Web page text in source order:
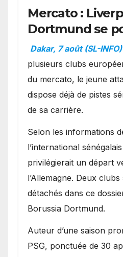
Mercato :
Dortmund se
en favoris
Ibrahim Mbaye
Dakar, 7 août (SL-INFO)
plusieurs clubs
du mercato, le jeune
dispose déjà de pistes
de sa carrière.
Selon les informations
l’international
privilégierait un départ
l’Allemagne. Deux clubs
détachés dans ce
Borussia Dortmund.
Auteur d’une saison
PSG, ponctuée de 30